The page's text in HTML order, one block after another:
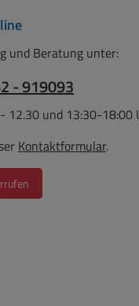
und Beratung unter:
- 919093
12.30 und 13:30-18:00
Kontaktformular.